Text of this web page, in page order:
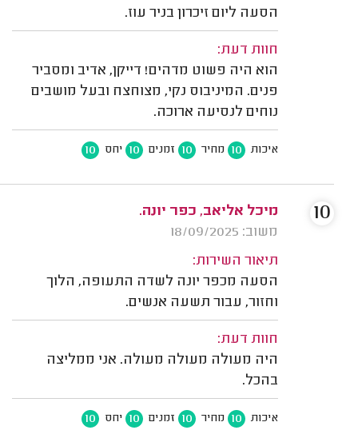
הסעה ליום זיכרון בניר עוז.
חוות דעת:
הוא היה פשוט מדהים! דייקן, אדיב ומסביר
פנים. המיניבוס נקי, מצוחצח ובעל מושבים
נוחים לנסיעה ארוכה.
איכות 10 מחיר 10 זמנים 10 יחס 10
מיכל אליאב, כפר יונה.
משוב: 18/09/2025
תיאור השירות:
הסעה מכפר יונה לשדה התעופה, הלוך
וחזור, עבור תשעה אנשים.
חוות דעת:
היה מעולה מעולה מעולה. אני ממליצה
בהכל.
איכות 10 מחיר 10 זמנים 10 יחס 10
10